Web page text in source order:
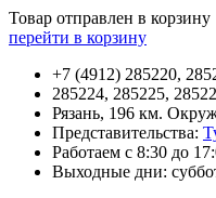
Товар отправлен в корзину
перейти в корзину
+7 (4912) 285220,
285224, 285225,
Рязань, 196 км.
Представительства:
Работаем с 8:30 до
Выходные дни: